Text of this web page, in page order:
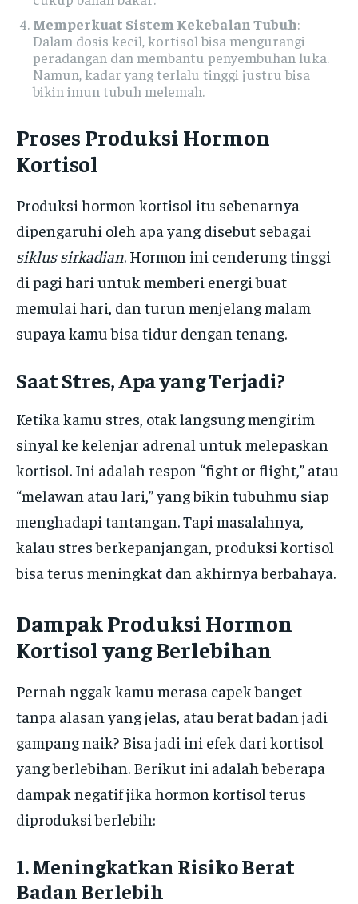
Memperkuat Sistem Kekebalan Tubuh:
Dalam dosis kecil, kortisol bisa mengurangi
peradangan dan membantu penyembuhan luka.
Namun, kadar yang terlalu tinggi justru bisa
bikin imun tubuh melemah.
Proses Produksi Hormon
Kortisol
Produksi hormon kortisol itu sebenarnya
dipengaruhi oleh apa yang disebut sebagai
siklus sirkadian. Hormon ini cenderung tinggi
di pagi hari untuk memberi energi buat
memulai hari, dan turun menjelang malam
supaya kamu bisa tidur dengan tenang.
Saat Stres, Apa yang Terjadi?
Ketika kamu stres, otak langsung mengirim
sinyal ke kelenjar adrenal untuk melepaskan
kortisol. Ini adalah respon “fight or flight,” atau
“melawan atau lari,” yang bikin tubuhmu siap
menghadapi tantangan. Tapi masalahnya,
kalau stres berkepanjangan, produksi kortisol
bisa terus meningkat dan akhirnya berbahaya.
Dampak Produksi Hormon
Kortisol yang Berlebihan
Pernah nggak kamu merasa capek banget
tanpa alasan yang jelas, atau berat badan jadi
gampang naik? Bisa jadi ini efek dari kortisol
yang berlebihan. Berikut ini adalah beberapa
dampak negatif jika hormon kortisol terus
diproduksi berlebih:
1. Meningkatkan Risiko Berat
Badan Berlebih